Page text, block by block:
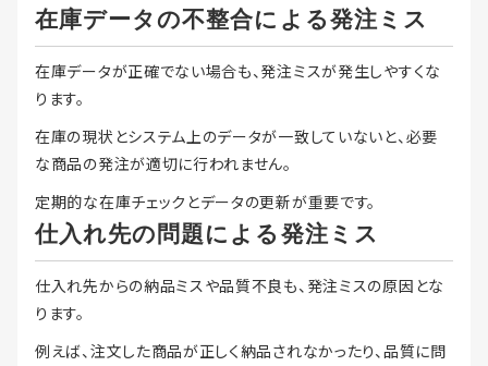
在庫データの不整合による発注ミス
在庫データが正確でない場合も、発注ミスが発生しやすくな
ります。
在庫の現状とシステム上のデータが一致していないと、必要
な商品の発注が適切に行われません。
定期的な在庫チェックとデータの更新が重要です。
仕入れ先の問題による発注ミス
仕入れ先からの納品ミスや品質不良も、発注ミスの原因とな
ります。
例えば、注文した商品が正しく納品されなかったり、品質に問